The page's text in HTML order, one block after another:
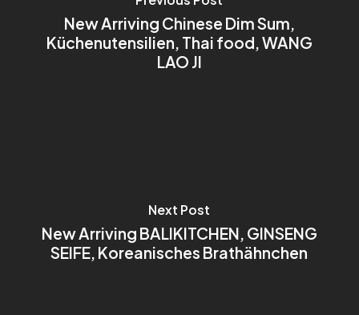
New Arriving Chinese Dim Sum,
Küchenutensilien, Thai food, WANG
LAO JI
Next Post
New Arriving BALIKITCHEN, GINSENG
SEIFE, Koreanisches Brathähnchen